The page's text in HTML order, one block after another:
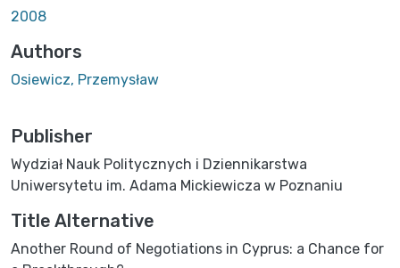
2008
Authors
Osiewicz, Przemysław
Publisher
Wydział Nauk Politycznych i Dziennikarstwa
Uniwersytetu im. Adama Mickiewicza w Poznaniu
Title Alternative
Another Round of Negotiations in Cyprus: a Chance for